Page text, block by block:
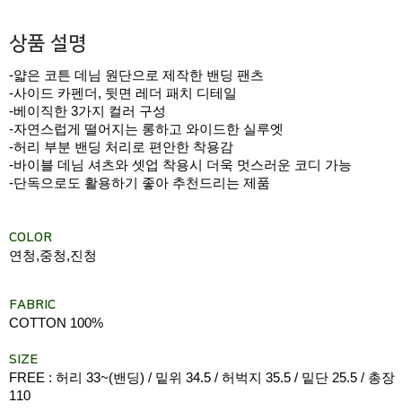
상품 설명
-얇은 코튼 데님 원단으로 제작한 밴딩 팬츠
-사이드 카펜더, 뒷면 레더 패치 디테일
-베이직한 3가지 컬러 구성
-자연스럽게 떨어지는 롱하고 와이드한 실루엣
-허리 부분 밴딩 처리로 편안한 착용감
-바이블 데님 셔츠와 셋업 착용시 더욱 멋스러운 코디 가능
-단독으로도 활용하기 좋아 추천드리는 제품
COLOR
연청,중청,진청
FABRIC
COTTON 100%
SIZE
FREE : 허리 33~(밴딩) / 밑위 34.5 / 허벅지 35.5 / 밑단 25.5 / 총장
110